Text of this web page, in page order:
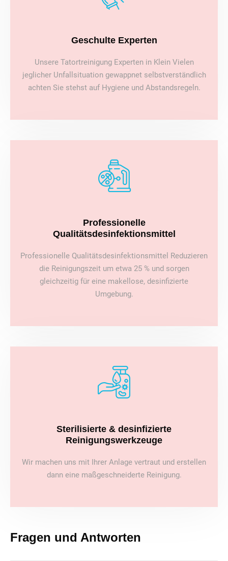
Geschulte Experten
Unsere Tatortreinigung Experten in Klein Vielen
jeglicher Unfallsituation gewappnet selbstverständlich
achten Sie stehst auf Hygiene und Abstandsregeln.
Professionelle
Qualitätsdesinfektionsmittel
Professionelle Qualitätsdesinfektionsmittel Reduzieren
die Reinigungszeit um etwa 25 % und sorgen
gleichzeitig für eine makellose, desinfizierte
Umgebung.
Sterilisierte & desinfizierte
Reinigungswerkzeuge
Wir machen uns mit Ihrer Anlage vertraut und erstellen
dann eine maßgeschneiderte Reinigung.
Fragen und Antworten